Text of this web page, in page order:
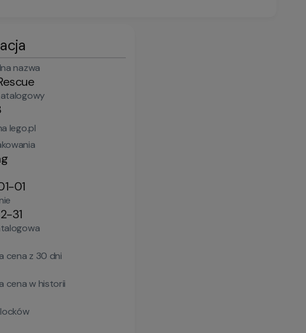
nazwa
lego.pl
01
31
cena z 30 dni
cena w historii